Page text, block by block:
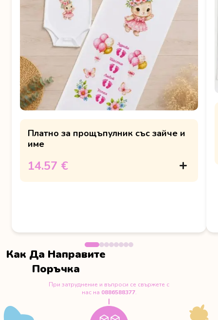
Платно за прощъпулник със зайче и
име
14.57 €
Как Да Направите
Поръчка
При затруднение и въпроси се свържете с
нас на 0886588377.